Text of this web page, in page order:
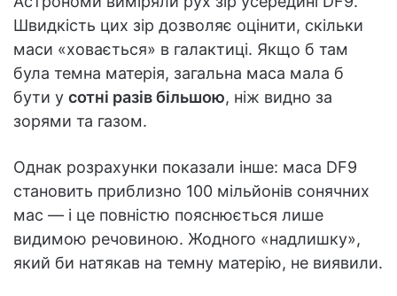
Швидкість цих зір дозволяє оцінити, скільки
маси «ховається» в галактиці. Якщо б там
була темна матерія, загальна маса мала б
бути у сотні разів більшою, ніж видно за
зорями та газом.
Однак розрахунки показали інше: маса DF9
становить приблизно 100 мільйонів сонячних
мас — і це повністю пояснюється лише
видимою речовиною. Жодного «надлишку»,
який би натякав на темну матерію, не виявили.